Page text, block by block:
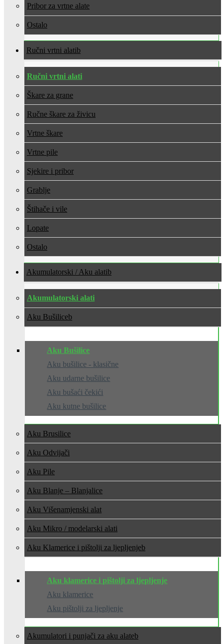
Pribor za vrtne alate
Ostalo
Ručni vrtni alati
Ručni vrtni alati
Škare za grane
Ručne škare za živicu
Vrtne škare
Vrtne pile
Sjekire i pribor
Grablje
Štihače i vile
Lopate
Ostalo
Akumulatorski / Aku alati
Akumulatorski alati
Aku Bušilice
Aku Bušilice
Aku bušilice - klasične
Aku udarne bušilice
Aku bušaći čekići
Aku kutne bušilice
Aku Brusilice
Aku Odvijači
Aku Pile
Aku Blanje – Blanjalice
Aku Višenamjenski alat
Aku Mikro / modelarski alati
Aku Klamerice i pištolji za ljepljenje
Aku klamerice i pištolji za ljepljenje
Aku klamerice
Aku pištolji za ljepljenje
Akumulatori i punjači za aku alate